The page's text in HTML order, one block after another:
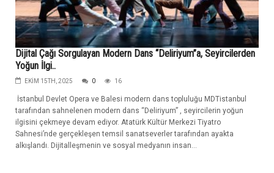
Dijital Çağı Sorgulayan Modern Dans “Deliriyum”a, Seyircilerden
Yoğun İlgi..
EKIM 15TH, 2025 0 16
İstanbul Devlet Opera ve Balesi modern dans topluluğu MDTistanbul
tarafından sahnelenen modern dans “Deliriyum” , seyircilerin yoğun
ilgisini çekmeye devam ediyor. Atatürk Kültür Merkezi Tiyatro
Sahnesi’nde gerçekleşen temsil sanatseverler tarafından ayakta
alkışlandı. Dijitalleşmenin ve sosyal medyanın insan...